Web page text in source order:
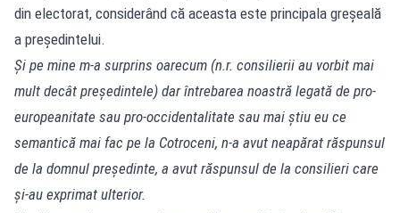
din electorat, considerând că aceasta este principala greșeală
a președintelui.
Și pe mine m-a surprins oarecum (n.r. consilierii au vorbit mai
mult decât președintele) dar întrebarea noastră legată de pro-
europeanitate sau pro-occidentalitate sau mai știu eu ce
semantică mai fac pe la Cotroceni, n-a avut neapărat răspunsul
de la domnul președinte, a avut răspunsul de la consilieri care
și-au exprimat ulterior.